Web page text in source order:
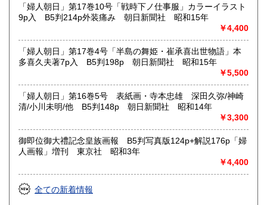
「婦人朝日」第17巻10号「戦時下ノ仕事服」カラーイラスト
9p入 B5判214p外装痛み 朝日新聞社 昭和15年
￥4,400
「婦人朝日」第17巻4号「半島の舞姫・崔承喜出世物語」本
多喜久夫著7p入 B5判198p 朝日新聞社 昭和15年
￥5,500
「婦人朝日」第16巻5号 表紙画・寺本忠雄 深田久弥/神崎
清/小川未明/他 B5判148p 朝日新聞社 昭和14年
￥3,300
御即位御大禮記念皇族画報 B5判写真版124p+解説176p「婦
人画報」増刊 東京社 昭和3年
￥4,400
全ての新着情報